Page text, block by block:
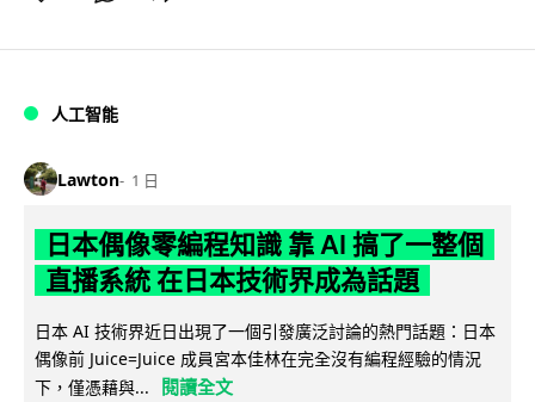
人工智能
Lawton 1 日
日本偶像零編程知識 靠 AI 搞了一整個
直播系統 在日本技術界成為話題
日本 AI 技術界近日出現了一個引發廣泛討論的熱門話題：日本
偶像前 Juice=Juice 成員宮本佳林在完全沒有編程經驗的情況
下，僅憑藉與...
閱讀全文